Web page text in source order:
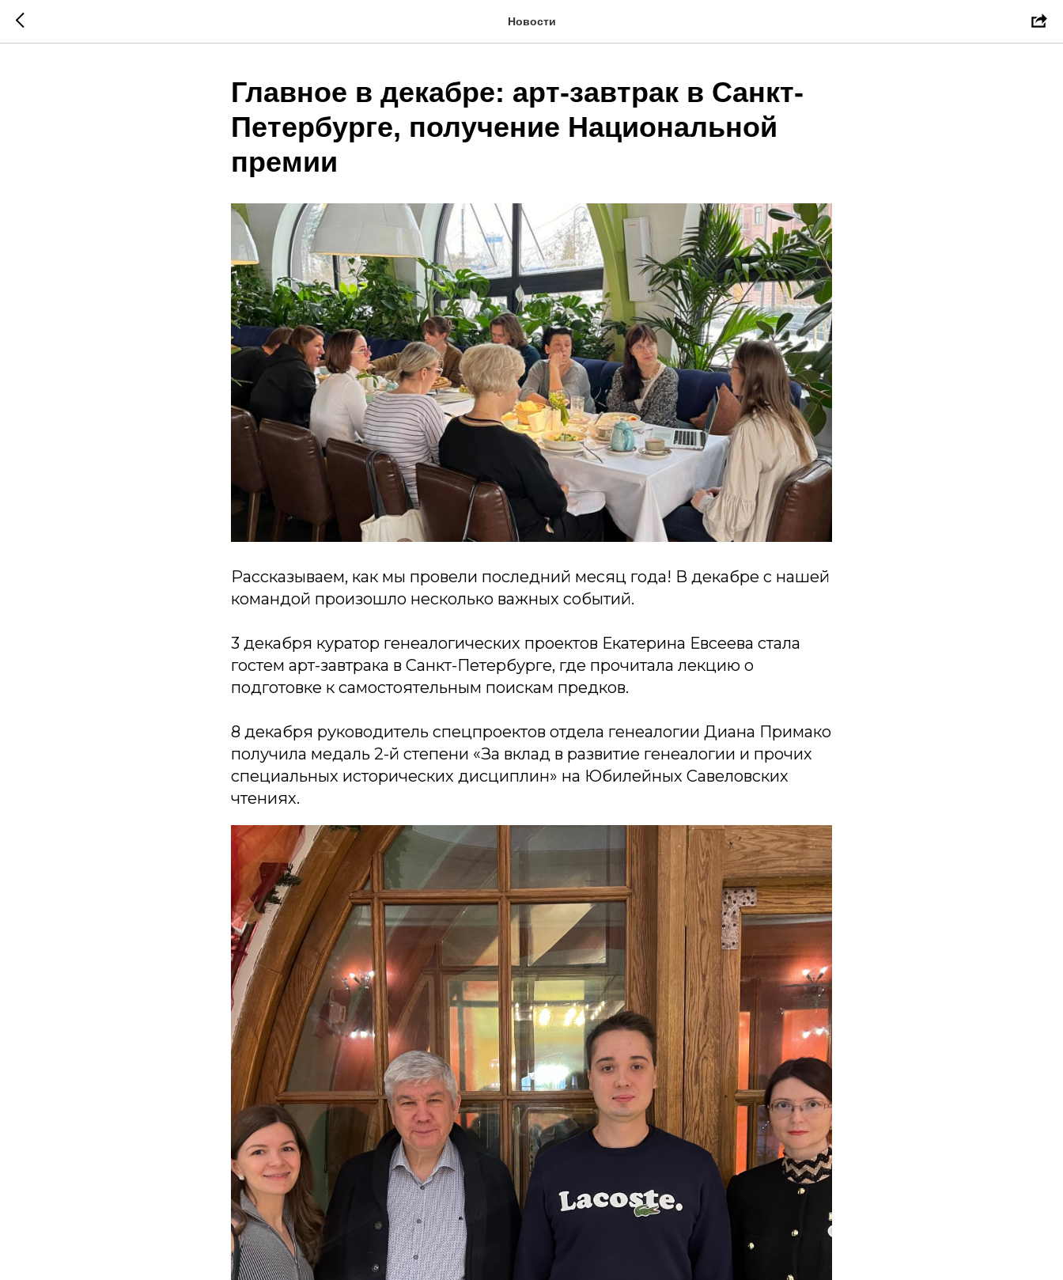
Новости
Главное в декабре: арт-завтрак в Санкт-
Петербурге, получение Национальной
премии
Рассказываем, как мы провели последний месяц года! В декабре с нашей
командой произошло несколько важных событий.
3 декабря куратор генеалогических проектов Екатерина Евсеева стала
гостем арт-завтрака в Санкт-Петербурге, где прочитала лекцию о
подготовке к самостоятельным поискам предков.
8 декабря руководитель спецпроектов отдела генеалогии Диана Примако
получила медаль 2-й степени «За вклад в развитие генеалогии и прочих
специальных исторических дисциплин» на Юбилейных Савеловских
чтениях.